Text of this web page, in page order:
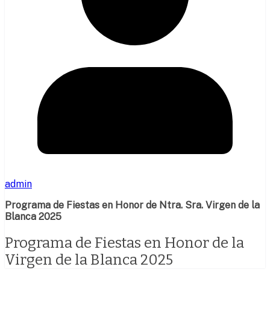
admin
Programa de Fiestas en Honor de Ntra. Sra. Virgen de la
Blanca 2025
Programa de Fiestas en Honor de la
Virgen de la Blanca 2025